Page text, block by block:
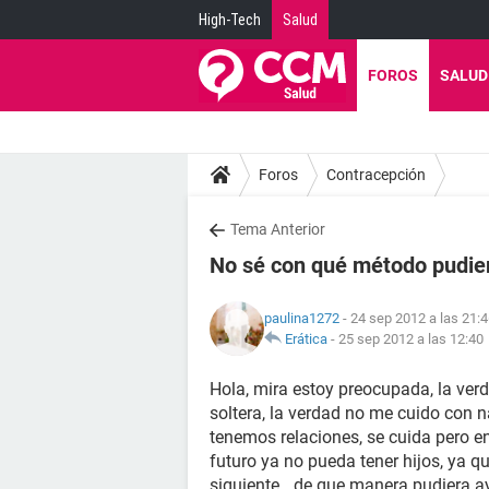
High-Tech Salud
FOROS SALUD
Foros Contracepción
Tema Anterior
No sé con qué método
paulina1272 - 24 sep 2012 a las
Erática - 25 sep 2012 a las 12:40
Hola, mira estoy preocupada, la
soltera, la verdad no me cuido con
tenemos relaciones, se cuida pero
futuro ya no pueda tener hijos, ya